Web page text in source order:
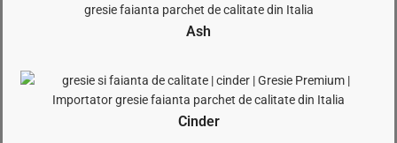
Ash
Cinder